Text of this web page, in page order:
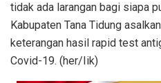
tidak ada larangan bagi siapa
Kabupaten Tana Tidung
keterangan hasil rapid test
Covid-19. (her/Iik)